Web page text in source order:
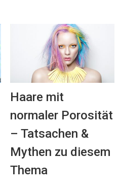
Haare mit
normaler Porosität
– Tatsachen &
Mythen zu diesem
Thema